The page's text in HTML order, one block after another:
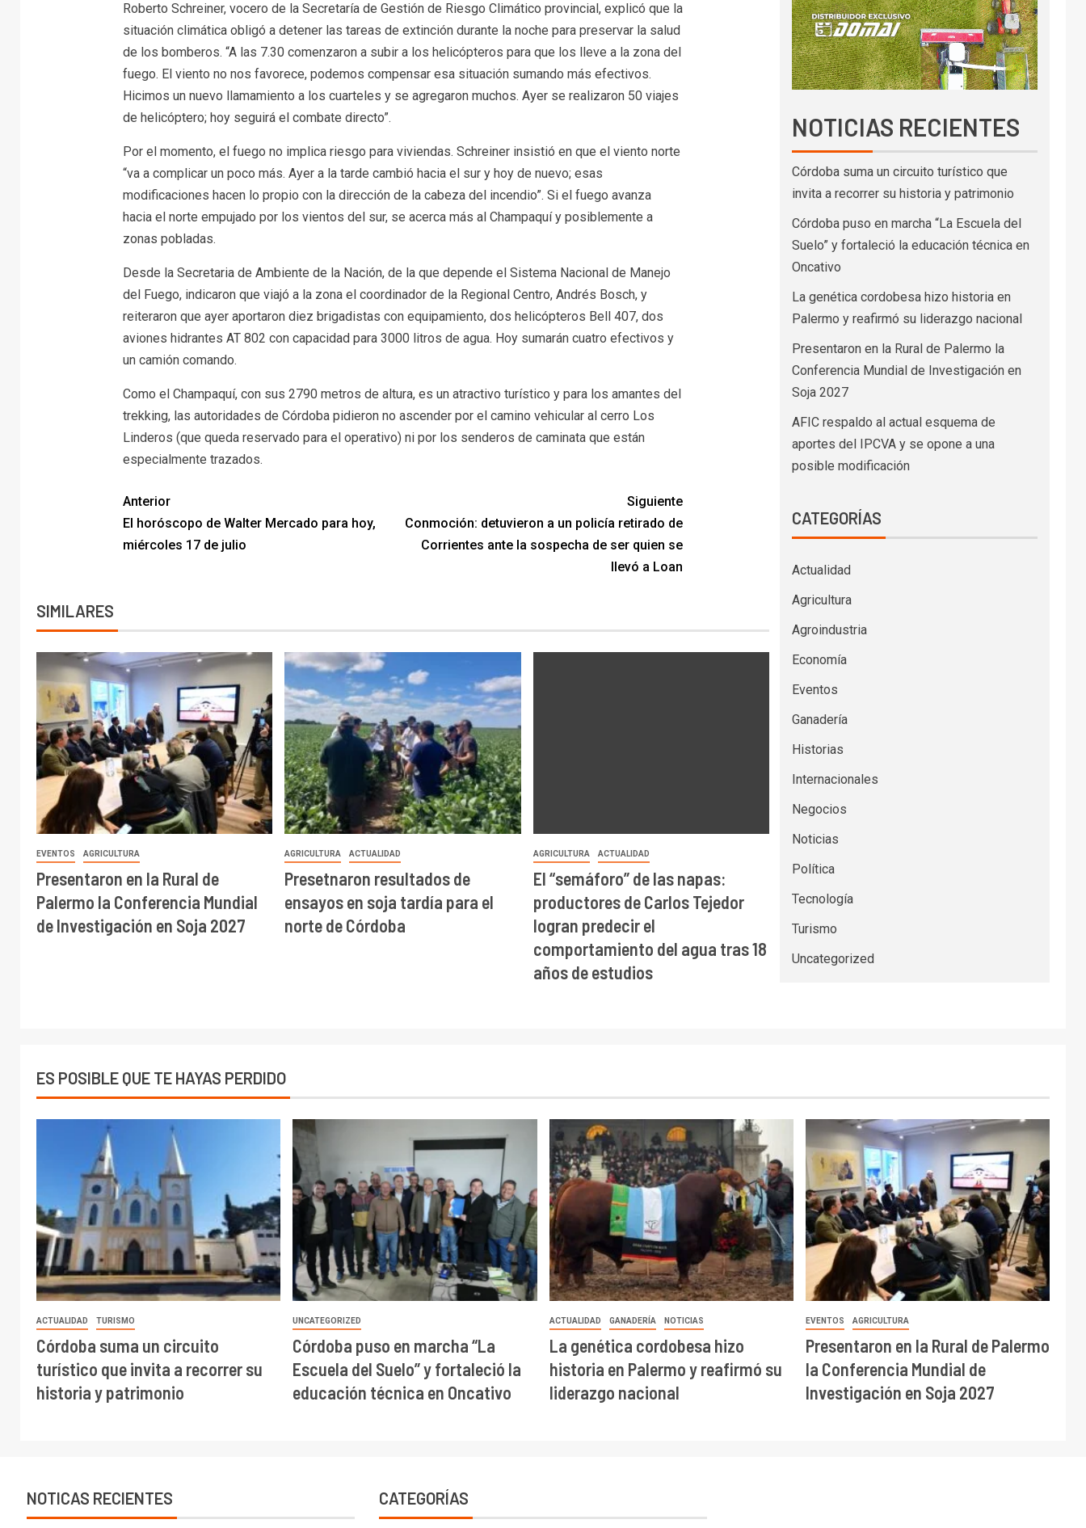
Roberto Schreiner, vocero de la Secretaría de Gestión de Riesgo Climático provincial, explicó que la
situación climática obligó a detener las tareas de extinción durante la noche para preservar la salud
de los bomberos. “A las 7.30 comenzaron a subir a los helicópteros para que los lleve a la zona del
fuego. El viento no nos favorece, podemos compensar esa situación sumando más efectivos.
Hicimos un nuevo llamamiento a los cuarteles y se agregaron muchos. Ayer se realizaron 50 viajes
de helicóptero; hoy seguirá el combate directo”.
Por el momento, el fuego no implica riesgo para viviendas. Schreiner insistió en que el viento norte
“va a complicar un poco más. Ayer a la tarde cambió hacia el sur y hoy de nuevo; esas
modificaciones hacen lo propio con la dirección de la cabeza del incendio”. Si el fuego avanza
hacia el norte empujado por los vientos del sur, se acerca más al Champaquí y posiblemente a
zonas pobladas.
Desde la Secretaria de Ambiente de la Nación, de la que depende el Sistema Nacional de Manejo
del Fuego, indicaron que viajó a la zona el coordinador de la Regional Centro, Andrés Bosch, y
reiteraron que ayer aportaron diez brigadistas con equipamiento, dos helicópteros Bell 407, dos
aviones hidrantes AT 802 con capacidad para 3000 litros de agua. Hoy sumarán cuatro efectivos y
un camión comando.
Como el Champaquí, con sus 2790 metros de altura, es un atractivo turístico y para los amantes del
trekking, las autoridades de Córdoba pidieron no ascender por el camino vehicular al cerro Los
Linderos (que queda reservado para el operativo) ni por los senderos de caminata que están
especialmente trazados.
Anterior
El horóscopo de Walter Mercado para hoy,
miércoles 17 de julio
Siguiente
Conmoción: detuvieron a un policía retirado de
Corrientes ante la sospecha de ser quien se
llevó a Loan
SIMILARES
EVENTOS AGRICULTURA
Presentaron en la Rural de
Palermo la Conferencia Mundial
de Investigación en Soja 2027
AGRICULTURA ACTUALIDAD
Presetnaron resultados de
ensayos en soja tardía para el
norte de Córdoba
AGRICULTURA ACTUALIDAD
El “semáforo” de las napas:
productores de Carlos Tejedor
logran predecir el
comportamiento del agua tras 18
años de estudios
NOTICIAS RECIENTES
Córdoba suma un circuito turístico que
invita a recorrer su historia y patrimonio
Córdoba puso en marcha “La Escuela del
Suelo” y fortaleció la educación técnica en
Oncativo
La genética cordobesa hizo historia en
Palermo y reafirmó su liderazgo nacional
Presentaron en la Rural de Palermo la
Conferencia Mundial de Investigación en
Soja 2027
AFIC respaldo al actual esquema de
aportes del IPCVA y se opone a una
posible modificación
CATEGORÍAS
Actualidad
Agricultura
Agroindustria
Economía
Eventos
Ganadería
Historias
Internacionales
Negocios
Noticias
Política
Tecnología
Turismo
Uncategorized
ES POSIBLE QUE TE HAYAS PERDIDO
ACTUALIDAD TURISMO
Córdoba suma un circuito
turístico que invita a recorrer su
historia y patrimonio
UNCATEGORIZED
Córdoba puso en marcha “La
Escuela del Suelo” y fortaleció la
educación técnica en Oncativo
ACTUALIDAD GANADERÍA NOTICIAS
La genética cordobesa hizo
historia en Palermo y reafirmó su
liderazgo nacional
EVENTOS AGRICULTURA
Presentaron en la Rural de Palermo
la Conferencia Mundial de
Investigación en Soja 2027
NOTICAS RECIENTES CATEGORÍAS